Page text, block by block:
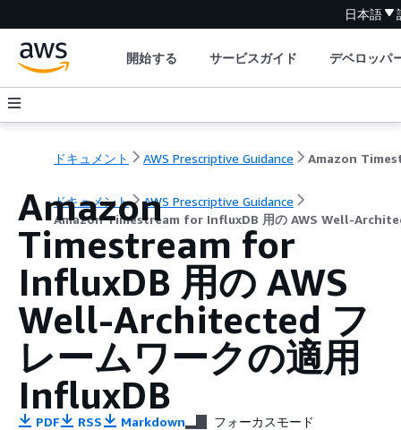
日本語
開始する サービスガイド デベロッパ
ドキュメント AWS Prescriptive Guidance
ドキュメント
AWS Prescriptive Guidance
Amazon Timestream for InfluxDB 用の AWS Well-
Amazon
Timestream for
InfluxDB 用の AWS
Well-Architected フ
レームワークの適用
InfluxDB
PDF RSS Markdown フォーカスモード